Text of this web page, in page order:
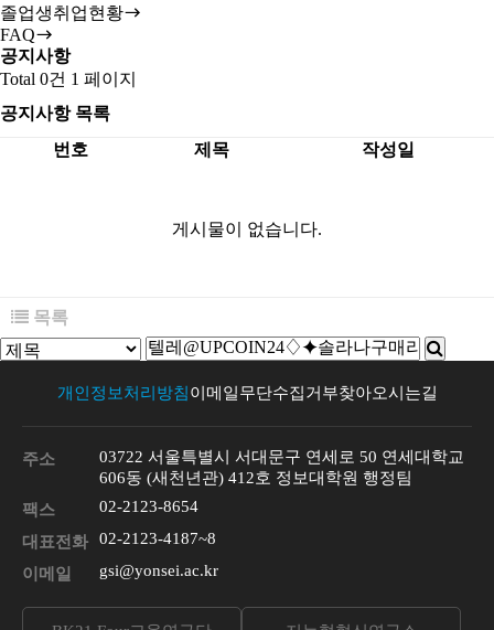
졸업생취업현황
FAQ
공지사항
Total 0건 1 페이지
공지사항 목록
번호
제목 작성일
게시물이 없습니다.
목록
개인정보처리방침이메일무단수집거부찾아오시는길
주소
03722 서울특별시 서대문구 연세로 50 연세대학교
606동 (새천년관) 412호 정보대학원 행정팀
팩스
02-2123-8654
대표전화
02-2123-4187~8
이메일
gsi@yonsei.ac.kr